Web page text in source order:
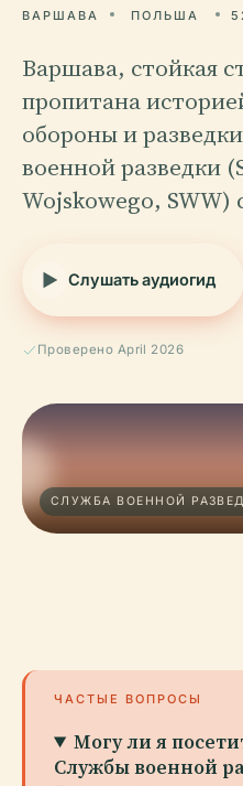
ВАРШАВА ПОЛЬША
Варшава, стойкая
пропитана
обороны и
военной разведки
Wojskowego, SWW)
Слушать аудиогид
Проверено April 2026
СЛУЖБА ВОЕННОЙ
ЧАСТЫЕ ВОПРОСЫ
Могу ли я
Службы военной